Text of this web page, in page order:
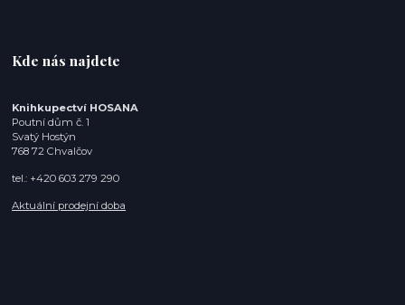
Kde nás najdete
Knihkupectví HOSANA
Poutní dům č. 1
Svatý Hostýn
768 72 Chvalčov
tel.: +420 603 279 290
Aktuální prodejní doba